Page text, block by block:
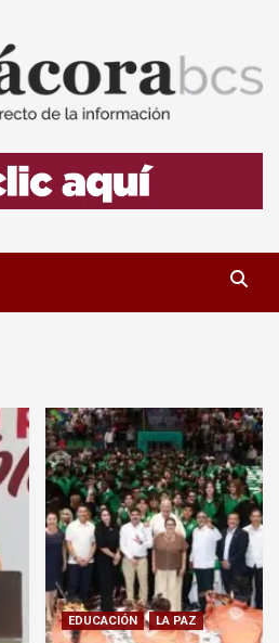
EDUCACIÓN LA PAZ